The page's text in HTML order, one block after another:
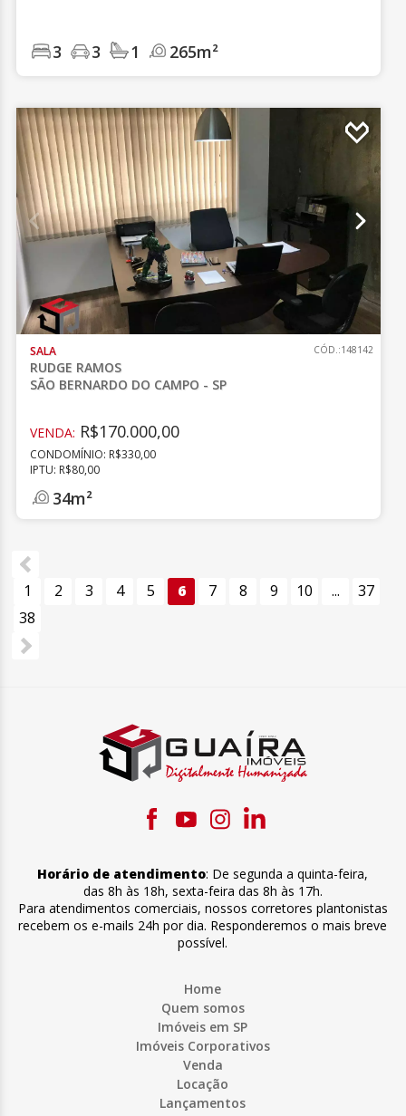
3 3 1 265m²
SALA
RUDGE RAMOS
SÃO BERNARDO DO CAMPO - SP
CÓD.:148142
VENDA: R$170.000,00
CONDOMÍNIO: R$330,00
IPTU: R$80,00
34m²
1 2 3 4 5 6 7 8 9 10 ...
37
38
Horário de atendimento: De segunda a quinta-feira,
das 8h às 18h, sexta-feira das 8h às 17h.
Para atendimentos comerciais, nossos corretores plantonistas
recebem os e-mails 24h por dia. Responderemos o mais breve
possível.
Home
Quem somos
Imóveis em SP
Imóveis Corporativos
Venda
Locação
Lançamentos